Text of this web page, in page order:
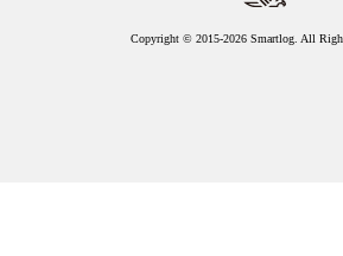
Copyright © 2015-2026 Smartlog. All